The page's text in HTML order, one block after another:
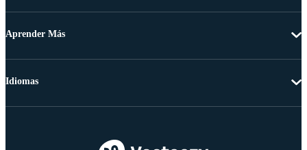
Aprender Más
Idiomas